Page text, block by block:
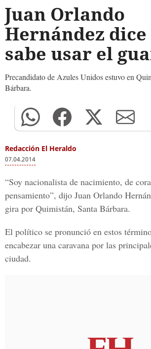
Juan Orlando
Hernández dice
sabe usar el
Precandidato de Azules Unidos estuvo en
Bárbara.
Redacción El Heraldo
07.04.2014
“Soy nacionalista de nacimiento, de
pensamiento”, dijo Juan Orlando
gira por Quimistán, Santa Bárbara.
El político se pronunció en estos
encabezar una caravana por las
ciudad.